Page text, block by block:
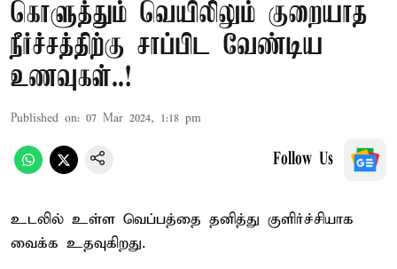
கொளுத்தும் வெயிலிலும் குறையாத
நீர்ச்சத்திற்கு சாப்பிட வேண்டிய
உணவுகள்..!
Published on: 07 Mar 2024, 1:18 pm
Follow Us
உடலில் உள்ள வெப்பத்தை தனித்து குளிர்ச்சியாக
வைக்க உதவுகிறது.